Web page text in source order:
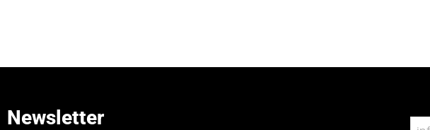
Newsletter